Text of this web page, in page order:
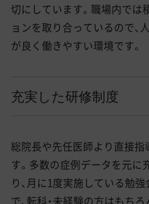
切にしています。職場内では
ョンを取り合っているので、
が良く働きやすい環境です。
充実した研修制度
総院長や先任医師より直接
す。多数の症例データを元に
り、月に1度実施している勉